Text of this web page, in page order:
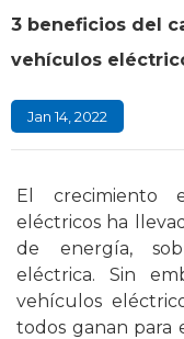
3 beneficios del
vehículos
Jan 14, 2022
El crecimiento
eléctricos ha
de energía,
eléctrica. Sin
vehículos
todos ganan para